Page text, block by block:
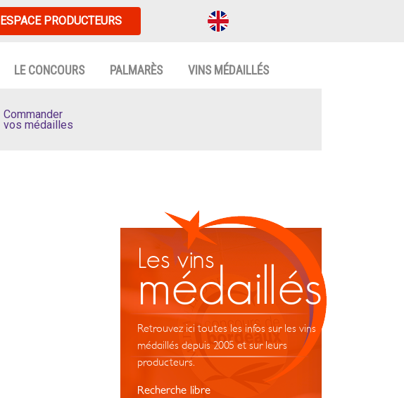
ESPACE PRODUCTEURS
LE CONCOURS PALMARÈS VINS MÉDAILLÉS
Commander
vos médailles
Les vins
médaillés
Retrouvez ici toutes les infos sur les vins
médaillés depuis 2005 et sur leurs
producteurs.
Recherche libre